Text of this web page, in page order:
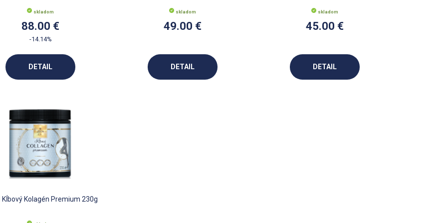
skladom
88.00 €
-14.14%
DETAIL
skladom
49.00 €
DETAIL
skladom
45.00 €
DETAIL
Kĺbový Kolagén Premium 230g